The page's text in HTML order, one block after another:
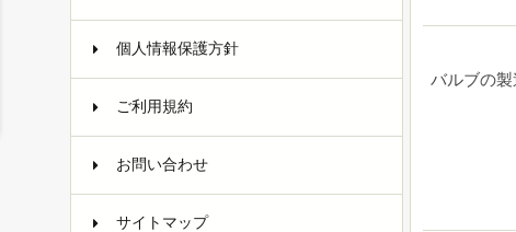
個人情報保護方針
ご利用規約
お問い合わせ
サイトマップ
バルブの